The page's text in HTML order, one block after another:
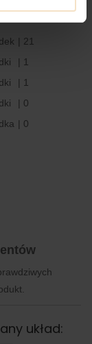
| 21
| 1
| 1
| 0
| 0
układ: